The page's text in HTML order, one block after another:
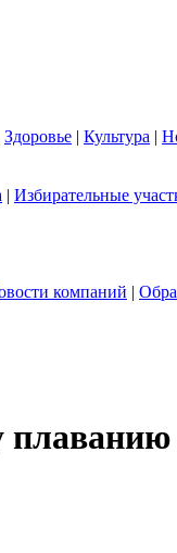
Здоровье | Культура |
| Избирательные
компаний |
плаванию